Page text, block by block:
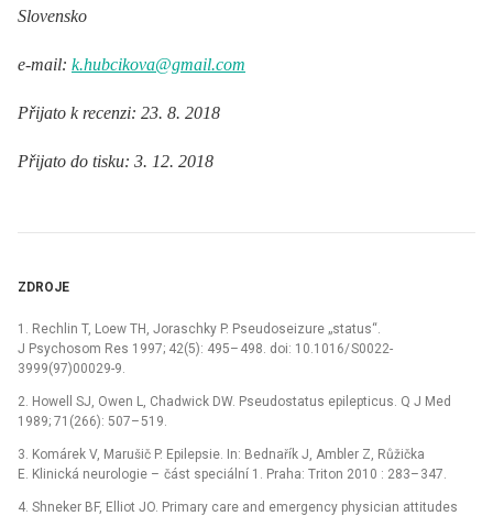
Slovensko
e-mail: k.hubcikova@gmail.com
Přijato k recenzi: 23. 8. 2018
Přijato do tisku: 3. 12. 2018
ZDROJE
1. Rechlin T, Loew TH, Joraschky P. Pseudoseizure „status“.
J Psychosom Res 1997; 42(5): 495– 498. doi: 10.1016/S0022-
3999(97)00029-9.
2. Howell SJ, Owen L, Chadwick DW. Pseudostatus epilepticus. Q J Med
1989; 71(266): 507–519.
3. Komárek V, Marušič P. Epilepsie. In: Bednařík J, Ambler Z, Růžička
E. Klinická neurologie – část speciální 1. Praha: Triton 2010 : 283– 347.
4. Shneker BF, El­liot JO. Primary care and emergency physician attitudes